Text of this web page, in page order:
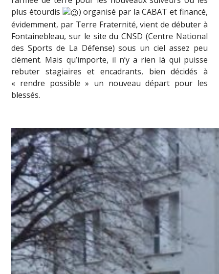
plus étourdis
) organisé par laCABAT et financé,
évidemment, par Terre Fraternité, vient de débuter à
Fontainebleau, sur le site du CNSD (Centre National
des Sports de La Défense) sous un ciel assez peu
clément. Mais qu’importe, il n’y a rien là qui puisse
rebuter stagiaires et encadrants, bien décidés à
« rendre possible » un nouveau départ pour les
blessés.